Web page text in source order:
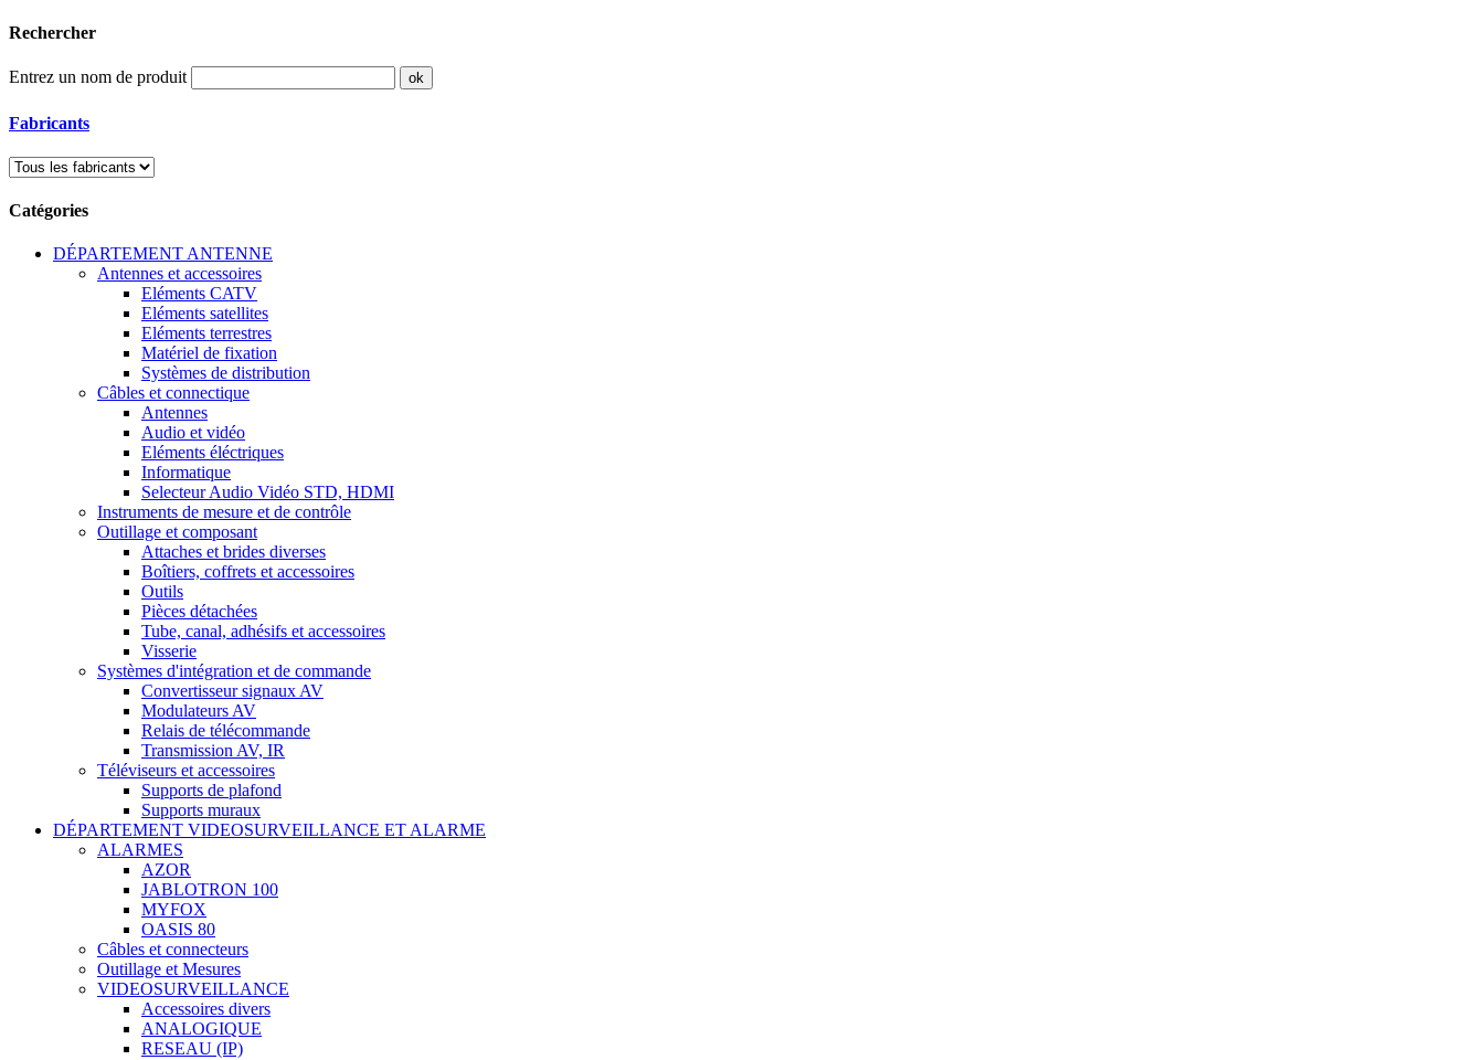
Rechercher
Entrez un nom de produit
Fabricants
Catégories
DÉPARTEMENT ANTENNE
Antennes et accessoires
Eléments CATV
Eléments satellites
Eléments terrestres
Matériel de fixation
Systèmes de distribution
Câbles et connectique
Antennes
Audio et vidéo
Eléments éléctriques
Informatique
Selecteur Audio Vidéo STD, HDMI
Instruments de mesure et de contrôle
Outillage et composant
Attaches et brides diverses
Boîtiers, coffrets et accessoires
Outils
Pièces détachées
Tube, canal, adhésifs et accessoires
Visserie
Systèmes d'intégration et de commande
Convertisseur signaux AV
Modulateurs AV
Relais de télécommande
Transmission AV, IR
Téléviseurs et accessoires
Supports de plafond
Supports muraux
DÉPARTEMENT VIDEOSURVEILLANCE ET ALARME
ALARMES
AZOR
JABLOTRON 100
MYFOX
OASIS 80
Câbles et connecteurs
Outillage et Mesures
VIDEOSURVEILLANCE
Accessoires divers
ANALOGIQUE
RESEAU (IP)